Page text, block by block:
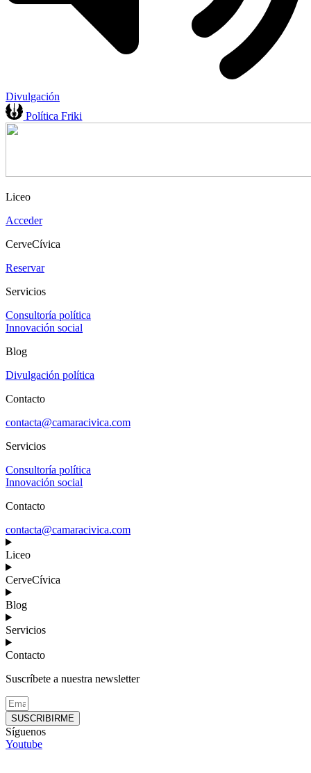
Divulgación
Política Friki
Liceo
Acceder
CerveCívica
Reservar
Servicios
Consultoría política
Innovación social
Blog
Divulgación política
Contacto
contacta@camaracivica.com
Servicios
Consultoría política
Innovación social
Contacto
contacta@camaracivica.com
Liceo
CerveCívica
Blog
Servicios
Contacto
Suscríbete a nuestra newsletter
SUSCRIBIRME
Síguenos
Youtube